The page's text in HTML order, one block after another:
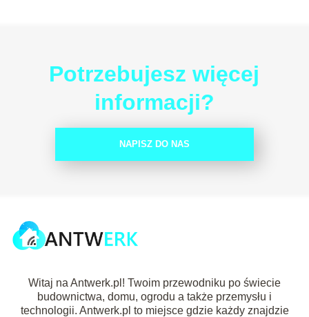
Potrzebujesz więcej
informacji?
NAPISZ DO NAS
Witaj na Antwerk.pl! Twoim przewodniku po świecie
budownictwa, domu, ogrodu a także przemysłu i
technologii. Antwerk.pl to miejsce gdzie każdy znajdzie